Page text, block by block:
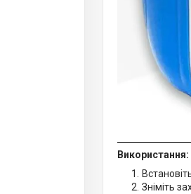
Використання:
Зніміть